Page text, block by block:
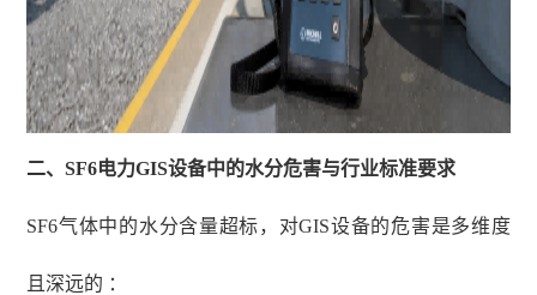
二、SF6电力GIS设备中的水分危害与行业标准要求
SF6气体中的水分含量超标，对GIS设备的危害是多维度
且深远的 ：